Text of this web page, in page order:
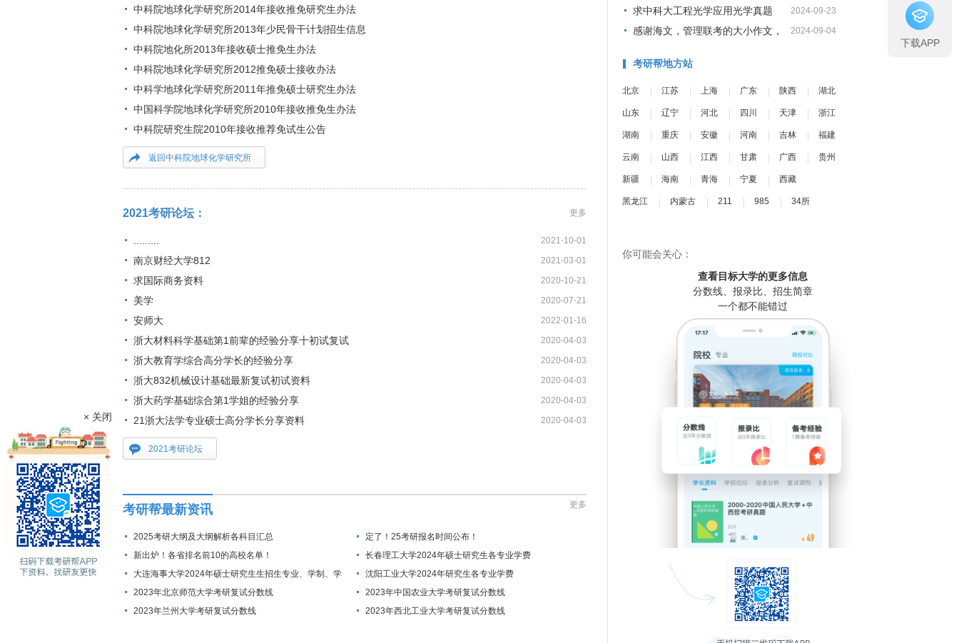
中科院地球化学研究所2014年接收推免研究生办法
中科院地球化学研究所2013年少民骨干计划招生信息
中科院地化所2013年接收硕士推免生办法
中科院地球化学研究所2012推免硕士接收办法
中科学地球化学研究所2011年推免硕士研究生办法
中国科学院地球化学研究所2010年接收推免生办法
中科院研究生院2010年接收推荐免试生公告
返回中科院地球化学研究所
2021考研论坛： 更多
2021-10-01
2021-03-01
南京财经大学812
2020-10-21
求国际商务资料
2020-07-21
美学
2022-01-16
安师大
2020-04-03
浙大材料科学基础第1前辈的经验分享十初试复试
2020-04-03
浙大教育学综合高分学长的经验分享
2020-04-03
浙大832机械设计基础最新复试初试资料
2020-04-03
浙大药学基础综合第1学姐的经验分享
2020-04-03
21浙大法学专业硕士高分学长分享资料
2021考研论坛
考研帮最新资讯 更多
2025考研大纲及大纲解析各科目汇总
定了！25考研报名时间公布！
新出炉！各省排名前10的高校名单！
长春理工大学2024年硕士研究生各专业学费
大连海事大学2024年硕士研究生生招生专业、学制、学
费标准及拟招生人数
沈阳工业大学2024年研究生各专业学费
2023年北京师范大学考研复试分数线
2023年中国农业大学考研复试分数线
2023年兰州大学考研复试分数线
2023年西北工业大学考研复试分数线
2024-09-23
求中科大工程光学应用光学真题
2024-09-04
感谢海文，管理联考的大小作文，
考研帮地方站
北京 江苏 上海 广东 陕西 湖北
山东 辽宁 河北 四川 天津 浙江
湖南 重庆 安徽 河南 吉林 福建
云南 山西 江西 甘肃 广西 贵州
新疆 海南 青海 宁夏 西藏
黑龙江 内蒙古 211 985 34所
你可能会关心：
查看目标大学的更多信息
分数线、报录比、招生简章
一个都不能错过
× 关闭
下载APP